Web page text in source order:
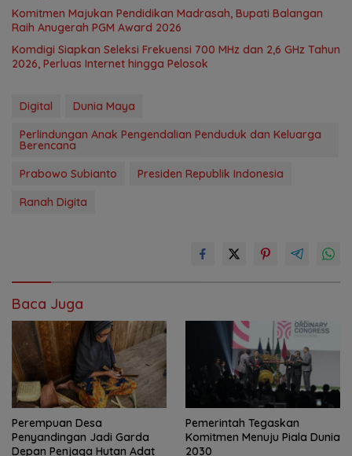
Komitmen Majukan Pendidikan Madrasah, Bupati Balangan
Raih Anugerah PGM Award 2026
Komdigi Siapkan Seleksi Frekuensi 700 MHz dan 2,6 GHz Tahun
2026, Perluas Internet hingga Pelosok
Digital
Dunia Maya
Perlindungan Anak Pengendalian Penduduk dan Keluarga
Berencana
Prabowo Subianto
Presiden Republik Indonesia
Ranah Digita
Baca Juga
Perempuan Desa
Penyandingan Jadi Garda
Depan Penjaga Hutan Adat
Pemerintah Tegaskan
Komitmen Menuju Piala Dunia
2030